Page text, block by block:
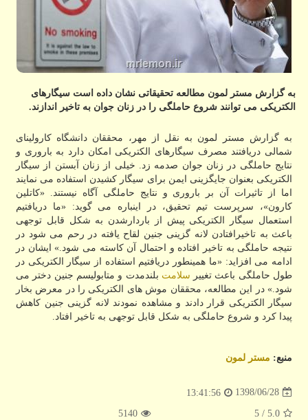
به گزارش مستر لمون مطالعه تحقیقاتی نشان داده است سیگارهای
الكتریكی می توانند شروع حاملگی را در زنان جوان به تاخیر اندازند.
به گزارش مستر لمون به نقل از مهر، محققان دانشگاه كارولینای
شمالی دریافتند مصرف سیگارهای الكتریكی امكان دارد به باروری و
نتایج حاملگی در زنان جوان صدمه زد. خیلی از زنان آبستن از سیگار
الكتریكی بعنوان جایگزینی ایمن برای سیگار كشیدن استفاده می نمایند
اما از تاثیرات آن بر باروری و نتایج حاملگی آگاه نیستند. «كاتلین
كارون»، سرپرست تیم تحقیق، در اینباره می گوید: «ما دریافتیم
استعمال سیگار الكتریكی پیش از باردارشدن به شكل قابل توجهی
باعث به تاخیرافتادن لانه گزینی جنین لقاح یافته در رحم می شود در
نتیجه حاملگی به تاخیر افتاده و احتمال آن كاسته می شود.» ایشان در
ادامه می افزاید: «ما همینطور دریافتیم استفاده از سیگار الكتریكی در
طول حاملگی باعث تغییر سلامت بلندمدت و متابولیسم جنین دختر می
شود.» در این مطالعه، محققان موش های الكتریكی را در معرض بخار
سیگار الكتریكی قرار دادند و مشاهده نمودند لانه گزینی جنین كاهش
پیدا كرد و شروع حاملگی به شكل قابل توجهی به تاخیر افتاد.
منبع: مستر لمون
1398/06/28
13:41:56
5.0
/ 5
5140